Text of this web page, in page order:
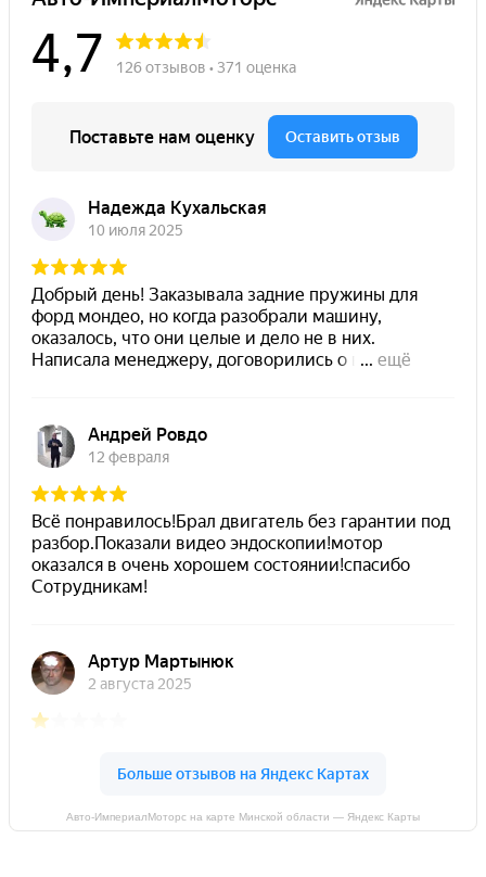
Авто-ИмпериалМоторс на карте Минской области — Яндекс Карты